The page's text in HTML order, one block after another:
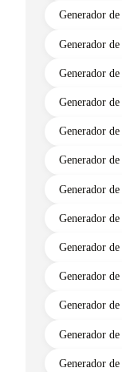
Generador
Generador
Generador
Generador
Generador
Generador
Generador
Generador
Generador
Generador
Generador
Generador